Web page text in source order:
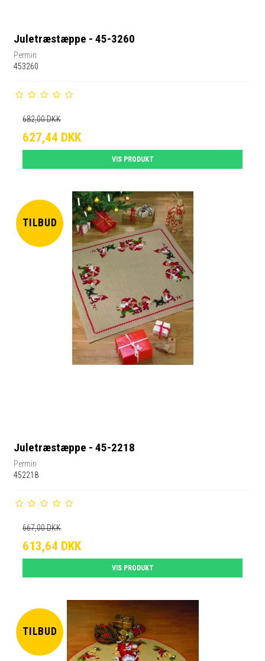
Juletræstæppe - 45-3260
Permin
453260
682,00 DKK
627,44 DKK
VIS PRODUKT
TILBUD
Juletræstæppe - 45-2218
Permin
452218
667,00 DKK
613,64 DKK
VIS PRODUKT
TILBUD